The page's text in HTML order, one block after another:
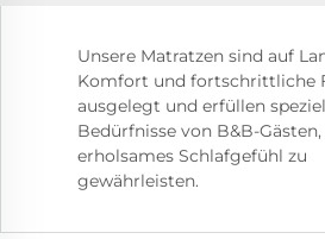
Unsere Matratzen sind auf
Komfort und fortschrittliche
ausgelegt und erfüllen
Bedürfnisse von B&B-
erholsames Schlafgefühl zu
gewährleisten.